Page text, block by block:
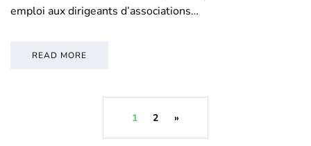
emploi aux dirigeants d’associations…
READ MORE
1 2 »